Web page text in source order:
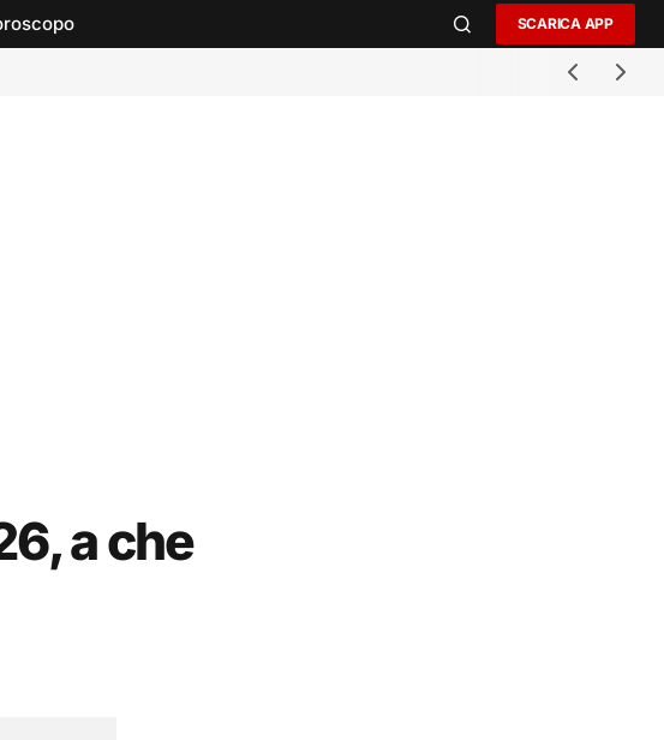
SCARICA APP
a che